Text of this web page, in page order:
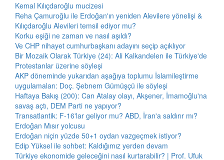
Kemal Kılıçdaroğlu mucizesi
Reha Çamuroğlu ile Erdoğan'ın yeniden Alevilere yönelişi &
Kılıçdaroğlu Alevileri temsil ediyor mu?
Korku eşiği ne zaman ve nasıl aşıldı?
Ve CHP nihayet cumhurbaşkanı adayını seçip açıklıyor
Bir Mozaik Olarak Türkiye (24): Ali Kalkandelen ile Türkiye'de
Protestanlar üzerine söyleşi
AKP döneminde yukarıdan aşağıya toplumu İslamileştirme
uygulamaları: Doç. Şebnem Gümüşçü ile söyleşi
Haftaya Bakış (200): Can Atalay olayı, Akşener, İmamoğlu'na
savaş açtı, DEM Parti ne yapıyor?
Transatlantik: F-16'lar geliyor mu? ABD, İran'a saldırır mı?
Erdoğan Mısır yolcusu
Erdoğan niçin yüzde 50+1 oydan vazgeçmek istiyor?
Edip Yüksel ile sohbet: Kaldığımız yerden devam
Türkiye ekonomide geleceğini nasıl kurtarabilir? | Prof. Ufuk